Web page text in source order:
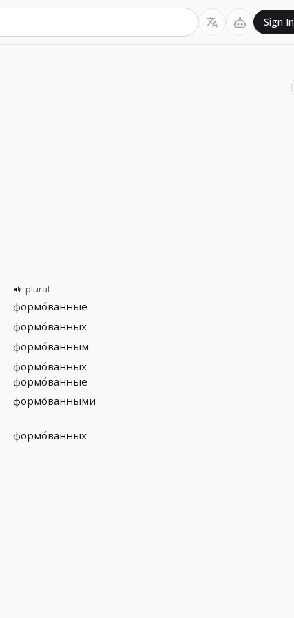
Sign In
plural
формо́ванные
формо́ванных
формо́ванным
формо́ванных
формо́ванные
формо́ванными
формо́ванных